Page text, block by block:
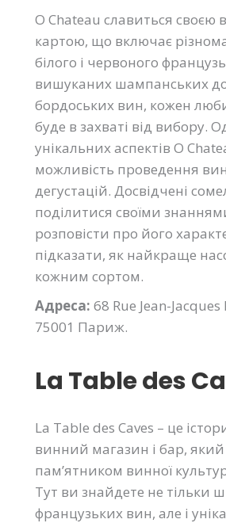
O Chateau славиться своєю
картою, що включає
білого і червоного
вишуканих шампанських
бордоських вин, кожен
буде в захваті від вибору.
унікальних аспектів O
можливість проведення
дегустацій. Досвідчені
поділитися своїми
розповісти про його
підказати, як найкраще
кожним сортом.
Адреса: 68 Rue Jean-Jacques
75001 Париж.
La Table des
La Table des Caves – це
винний магазин і бар,
пам’ятником винної
Тут ви знайдете не тільки
французьких вин, але і